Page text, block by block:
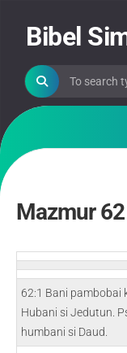
contentBibel
Mazmur 62
62:1 Bani pambobai
Hubani si Jedutun.
humbani si Daud.